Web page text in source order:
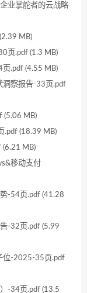
业掌舵者的云战略
MB)
页.pdf (1.3 MB)
.pdf (4.55 MB)
洞察报告-33页.pdf
(5.06 MB)
.pdf (18.39 MB)
MB)
移动支付
-54页.pdf (41.28
-32页.pdf (5.99
位-2025-35页.pdf
-34页.pdf (13.5